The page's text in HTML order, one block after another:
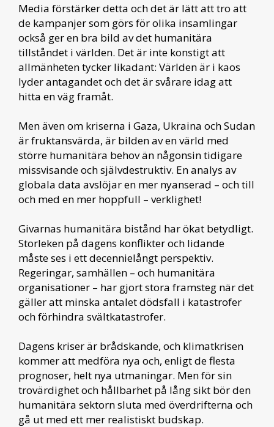
Media förstärker detta och det är lätt att tro att
de kampanjer som görs för olika insamlingar
också ger en bra bild av det humanitära
tillståndet i världen. Det är inte konstigt att
allmänheten tycker likadant: Världen är i kaos
lyder antagandet och det är svårare idag att
hitta en väg framåt.
Men även om kriserna i Gaza, Ukraina och Sudan
är fruktansvärda, är bilden av en värld med
större humanitära behov än någonsin tidigare
missvisande och självdestruktiv. En analys av
globala data avslöjar en mer nyanserad – och till
och med en mer hoppfull – verklighet!
Givarnas humanitära bistånd har ökat betydligt.
Storleken på dagens konflikter och lidande
måste ses i ett decennielångt perspektiv.
Regeringar, samhällen – och humanitära
organisationer – har gjort stora framsteg när det
gäller att minska antalet dödsfall i katastrofer
och förhindra svältkatastrofer.
Dagens kriser är brådskande, och klimatkrisen
kommer att medföra nya och, enligt de flesta
prognoser, helt nya utmaningar. Men för sin
trovärdighet och hållbarhet på lång sikt bör den
humanitära sektorn sluta med överdrifterna och
gå ut med ett mer realistiskt budskap.